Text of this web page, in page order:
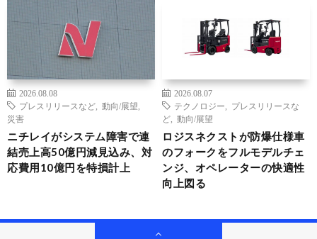
2026.08.08
プレスリリースなど
動向/展望
災害
ニチレイがシステム障害で連
結売上高50億円減見込み、対
応費用10億円を特損計上
2026.08.07
テクノロジー
プレスリリースな
ど
動向/展望
ロジスネクストが防爆仕様車
のフォークをフルモデルチェ
ンジ、オペレーターの快適性
向上図る